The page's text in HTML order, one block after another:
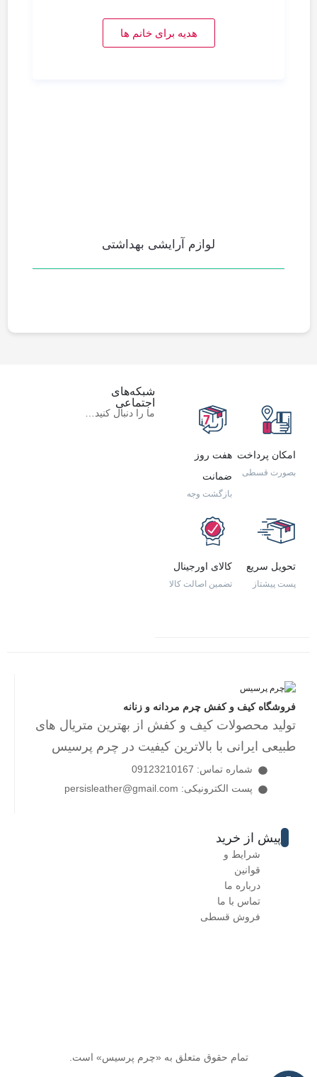
هدیه برای خانم ها
لوازم آرایشی بهداشتی
امکان پرداخت
بصورت قسطی
هفت روز
ضمانت
بازگشت وجه
تحویل سریع
پست پیشتاز
کالای اورجینال
تضمین اصالت کالا
شبکه‌های
اجتماعی
ما را دنبال کنید…
فروشگاه کیف و کفش چرم مردانه و زنانه
تولید محصولات کیف و کفش از بهترین متریال های
طبیعی ایرانی با بالاترین کیفیت در چرم پرسیس
شماره تماس: 09123210167
پست الکترونیکی: persisleather@gmail.com
پیش از خرید
شرایط و
قوانین
درباره ما
تماس با ما
فروش قسطی
تمام حقوق متعلق به «چرم پرسیس» است.